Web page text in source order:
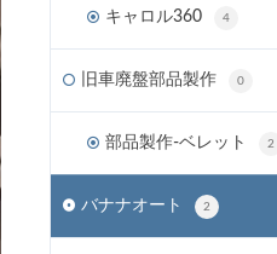
キャロル360 4
旧車廃盤部品製作 0
部品製作-ベレット 2
バナナオート 2